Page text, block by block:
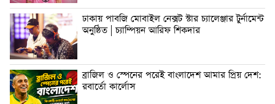
ঢাকায় পাবজি মোবাইল নেক্সট স্টার চ্যালেঞ্জার টুর্নামেন্ট
অনুষ্ঠিত | চ্যাম্পিয়ন আরিফ শিকদার
ব্রাজিল ও স্পেনের পরেই বাংলাদেশ আমার প্রিয় দেশ:
রবার্তো কার্লোস